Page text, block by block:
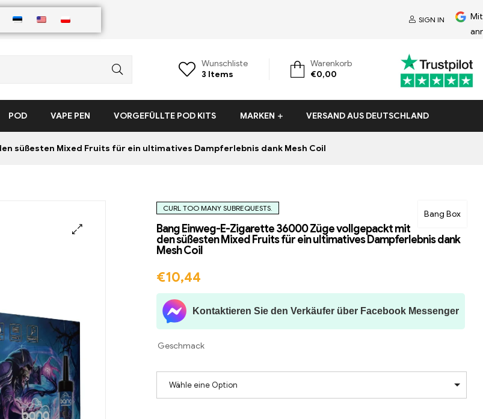
SIGN IN
Wunschliste
3 Items
Warenkorb
€0,00
POD VAPE PEN VORGEFÜLLTE POD KITS MARKEN VERSAND AUS DEUTSCHLAND
süßesten Mixed Fruits für ein ultimatives Dampferlebnis dank Mesh Coil
Bang Box
CURL TOO MANY SUBREQUESTS.
Bang Einweg-E-Zigarette 36000 Züge vollgepackt mit
den süßesten Mixed Fruits für ein ultimatives Dampferlebnis dank
Mesh Coil
€10,44
Kontaktieren Sie den Verkäufer über Facebook Messenger
Geschmack
Wähle eine Option